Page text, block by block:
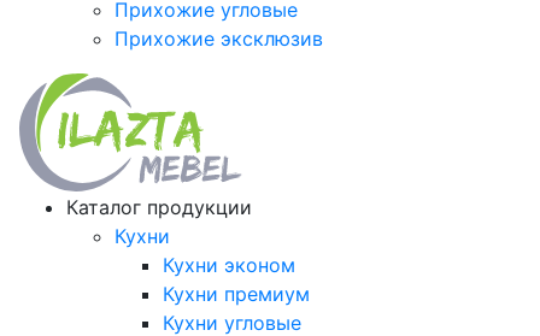
Прихожие угловые
Прихожие эксклюзив
Каталог продукции
Кухни
Кухни эконом
Кухни премиум
Кухни угловые